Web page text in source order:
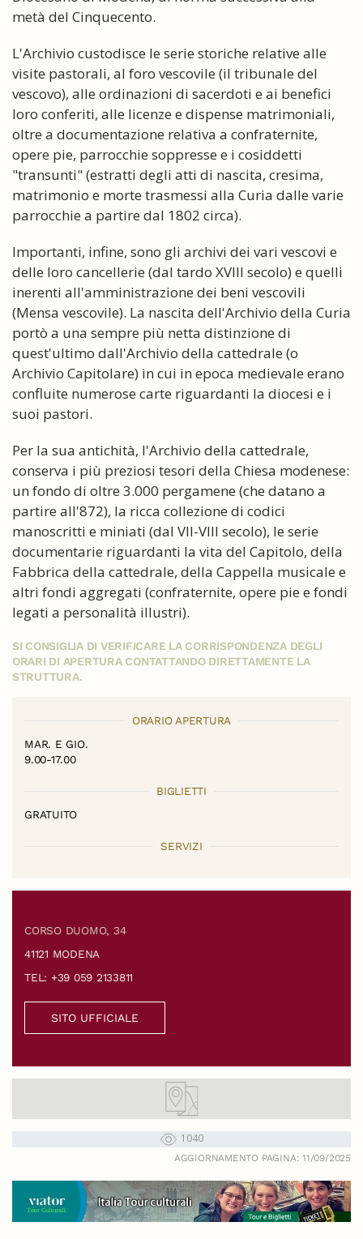
metà del Cinquecento.
L'Archivio custodisce le serie storiche relative alle
visite pastorali, al foro vescovile (il tribunale del
vescovo), alle ordinazioni di sacerdoti e ai benefici
loro conferiti, alle licenze e dispense matrimoniali,
oltre a documentazione relativa a confraternite,
opere pie, parrocchie soppresse e i cosiddetti
"transunti" (estratti degli atti di nascita, cresima,
matrimonio e morte trasmessi alla Curia dalle varie
parrocchie a partire dal 1802 circa).
Importanti, infine, sono gli archivi dei vari vescovi e
delle loro cancellerie (dal tardo XVIII secolo) e quelli
inerenti all'amministrazione dei beni vescovili
(Mensa vescovile). La nascita dell'Archivio della Curia
portò a una sempre più netta distinzione di
quest'ultimo dall'Archivio della cattedrale (o
Archivio Capitolare) in cui in epoca medievale erano
confluite numerose carte riguardanti la diocesi e i
suoi pastori.
Per la sua antichità, l'Archivio della cattedrale,
conserva i più preziosi tesori della Chiesa modenese:
un fondo di oltre 3.000 pergamene (che datano a
partire all'872), la ricca collezione di codici
manoscritti e miniati (dal VII-VIII secolo), le serie
documentarie riguardanti la vita del Capitolo, della
Fabbrica della cattedrale, della Cappella musicale e
altri fondi aggregati (confraternite, opere pie e fondi
legati a personalità illustri).
SI CONSIGLIA DI VERIFICARE LA CORRISPONDENZA DEGLI
ORARI DI APERTURA CONTATTANDO DIRETTAMENTE LA
STRUTTURA.
ORARIO APERTURA
MAR. E GIO.
9.00-17.00
BIGLIETTI
GRATUITO
SERVIZI
CORSO DUOMO, 34
41121 MODENA
TEL: +39 059 2133811
SITO UFFICIALE
1040
AGGIORNAMENTO PAGINA: 11/09/2025